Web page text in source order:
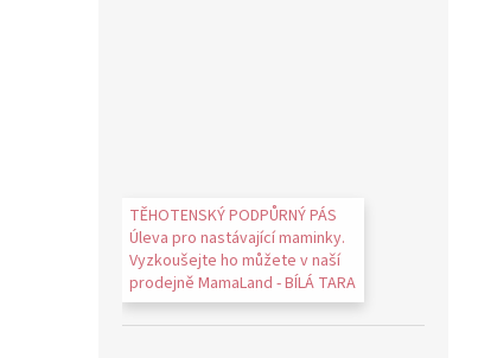
TĚHOTENSKÝ PODPŮRNÝ PÁS
Úleva pro nastávající maminky.
Vyzkoušejte ho můžete v naší
prodejně MamaLand - BÍLÁ TARA